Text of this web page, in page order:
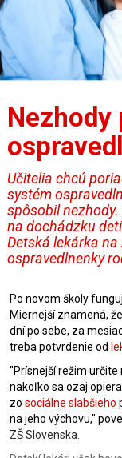
Nezhody
Učitelia chcú
systém
spôsobil
na dochádzku
Detská lekárka
ospravedlnenky
Po novom školy
Miernejší znamená,
dní po sebe, za
treba potvrdenie od
"Prísnejší režim
nakoľko sa ozaj
zo sociálne slabšieho
na jeho výchovu,"
ZŠ Slovenska.